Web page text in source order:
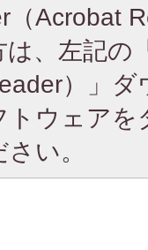
（Acrobat
、左記の
）」
トウェア
い。